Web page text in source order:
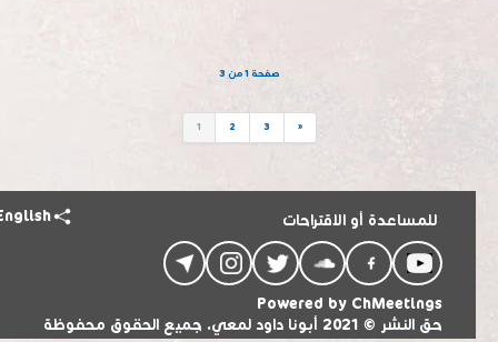
صفحة 1 من 3
للمساعدة أو الاقتراحات English
Powered byChMeetings
حق النشر © 2021 أبونا داود لمعي. جميع الحقوق محفوظة